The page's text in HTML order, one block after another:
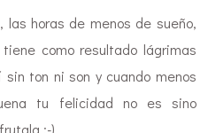
las horas de menos de sueño,
como resultado lágrimas
ton ni son y cuando menos
tu felicidad no es sino
;-)